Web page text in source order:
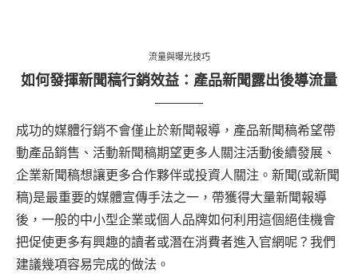
流量與曝光技巧
如何發揮新聞稿行銷效益：產品新聞露出後導流量
成功的媒體行銷不會僅止於新聞報導，產品新聞稿希望帶
動產品銷售、活動新聞稿期望更多人關注活動後續發展、
企業新聞稿想讓更多合作夥伴或投資人關注。新聞(或新聞
稿)是最重要的媒體宣傳手法之一，帶獲得大量新聞報導
後，一般的中小型企業或個人品牌如何利用這個絕佳機會
把促使更多有興趣的讀者或潛在消費者進入官網呢？我們
建議幾項容易完成的做法。